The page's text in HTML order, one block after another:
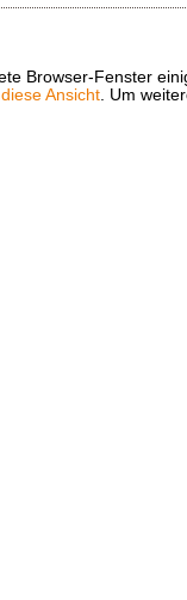
Browser-Fenster
Ansicht. Um